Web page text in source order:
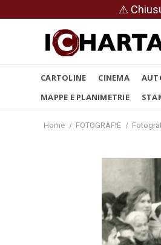
⚠
CARTOLINE CINEMA
MAPPE E PLANIMETRIE
Home FOTOGRAFIE